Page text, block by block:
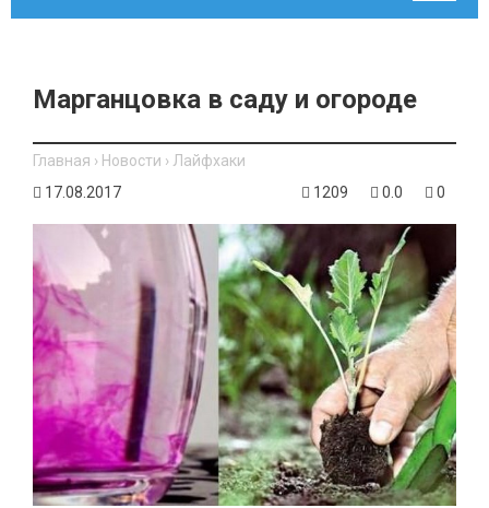
Марганцовка в саду и огороде
Главная › Новости › Лайфхаки
17.08.2017
1209 0.0 0